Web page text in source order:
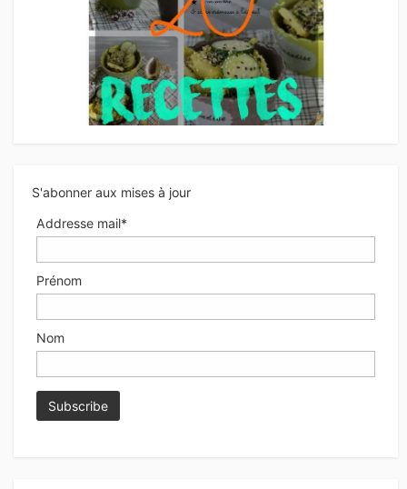
S'abonner aux mises à jour
Addresse mail*
Prénom
Nom